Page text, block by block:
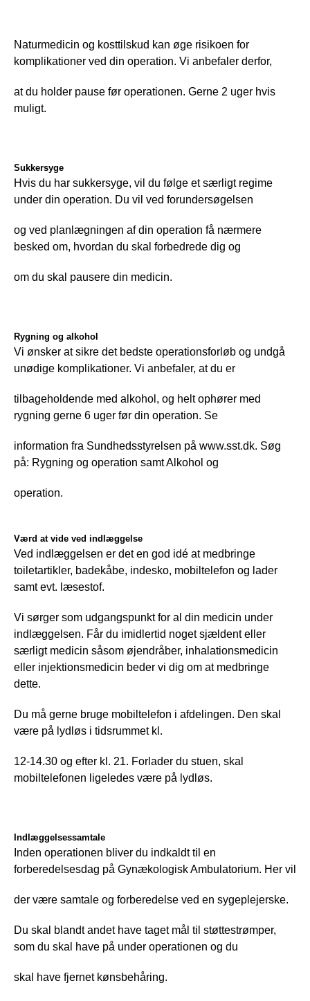
Naturmedicin og kosttilskud kan øge risikoen for
komplikationer ved din operation. Vi anbefaler derfor,
at du holder pause før operationen. Gerne 2 uger hvis
muligt.
Sukkersyge
Hvis du har sukkersyge, vil du følge et særligt regime
under din operation. Du vil ved forundersøgelsen
og ved planlægningen af din operation få nærmere
besked om, hvordan du skal forbedrede dig og
om du skal pausere din medicin.
Rygning og alkohol
Vi ønsker at sikre det bedste operationsforløb og undgå
unødige komplikationer. Vi anbefaler, at du er
tilbageholdende med alkohol, og helt ophører med
rygning gerne 6 uger før din operation. Se
information fra Sundhedsstyrelsen på www.sst.dk. Søg
på: Rygning og operation samt Alkohol og
operation.
Værd at vide ved indlæggelse
Ved indlæggelsen er det en god idé at medbringe
toiletartikler, badekåbe, indesko, mobiltelefon og lader
samt evt. læsestof.
Vi sørger som udgangspunkt for al din medicin under
indlæggelsen. Får du imidlertid noget sjældent eller
særligt medicin såsom øjendråber, inhalationsmedicin
eller injektionsmedicin beder vi dig om at medbringe
dette.
Du må gerne bruge mobiltelefon i afdelingen. Den skal
være på lydløs i tidsrummet kl.
12-14.30 og efter kl. 21. Forlader du stuen, skal
mobiltelefonen ligeledes være på lydløs.
Indlæggelsessamtale
Inden operationen bliver du indkaldt til en
forberedelsesdag på Gynækologisk Ambulatorium. Her vil
der være samtale og forberedelse ved en sygeplejerske.
Du skal blandt andet have taget mål til støttestrømper,
som du skal have på under operationen og du
skal have fjernet kønsbehåring.